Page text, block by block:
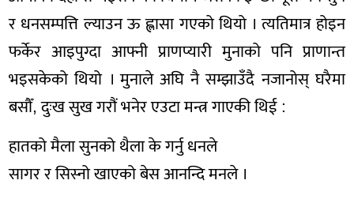
र धनसम्पत्ति ल्याउन ऊ ह्लासा गएको थियो । त्यतिमात्र होइन
फर्केर आइपुग्दा आफ्नी प्राणप्यारी मुनाको पनि प्राणान्त
भइसकेको थियो । मुनाले अघि नै सम्झाउँदै नजानोस् घरैमा
बसौँ, दुःख सुख गरौं भनेर एउटा मन्त्र गाएकी थिई :
हातको मैला सुनको थैला के गर्नु धनले
सागर र सिस्नो खाएको बेस आनन्दि मनले ।